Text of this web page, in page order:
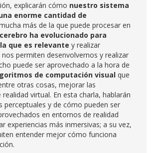
explicarán cómo nuestro sistema
enorme cantidad de
más de la que puede procesar en
ha evolucionado para
que es relevante y realizar
permiten desenvolvernos y realizar
puede ser aprovechado a la hora de
de computación visual que
otras cosas, mejorar las
realidad virtual. En esta charla, hablarán
perceptuales y de cómo pueden ser
en entornos de realidad
experiencias más inmersivas; a su vez,
entender mejor cómo funciona